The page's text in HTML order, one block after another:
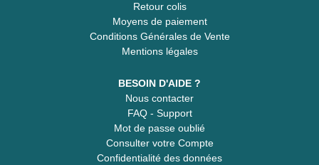
Retour colis
Moyens de paiement
Conditions Générales de Vente
Mentions légales
BESOIN D'AIDE ?
Nous contacter
FAQ - Support
Mot de passe oublié
Consulter votre Compte
Confidentialité des données